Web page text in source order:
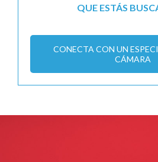
QUE ESTÁS
CONECTA CON UN
CÁMARA